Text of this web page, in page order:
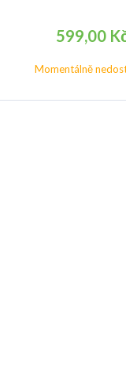
599,00
Momentálně